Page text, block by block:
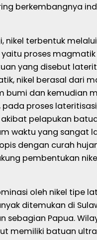
berkembangnya
nikel terbentuk
proses
yang disebut
nikel berasal dari
bumi dan kemudian
proses
pelapukan
waktu yang sangat
dengan curah
pembentukan
oleh nikel tipe
ditemukan di
sebagian Papua.
memiliki batuan